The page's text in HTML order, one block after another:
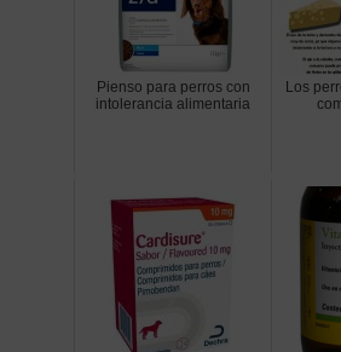
Pienso para perros con
intolerancia alimentaria
Los